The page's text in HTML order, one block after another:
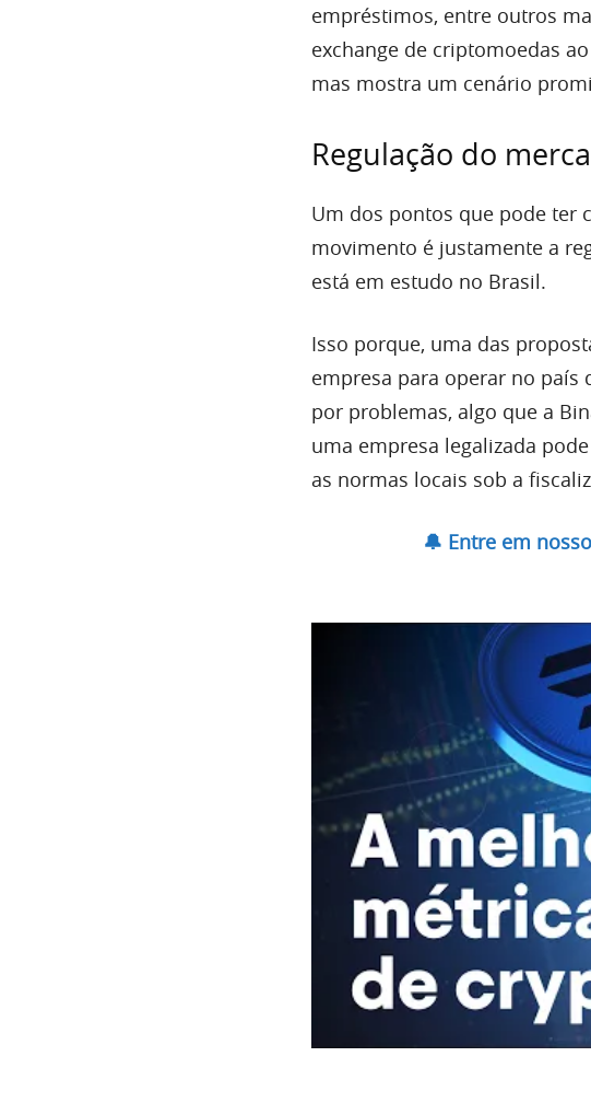
empréstimos, entre outros
exchange de criptomoedas
mas mostra um cenário
Regulação do
Um dos pontos que pode ter
movimento é justamente a
está em estudo no Brasil.
Isso porque, uma das
empresa para operar no país
por problemas, algo que a
uma empresa legalizada
as normas locais sob a
🔔 Entre em